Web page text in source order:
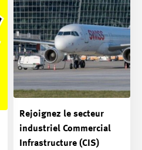
Rejoignez le secteur
industriel Commercial
Infrastructure (CIS)